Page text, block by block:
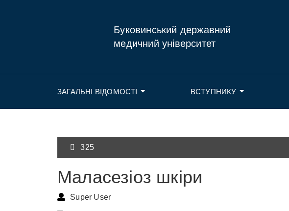
Буковинський державний
медичний університет
ЗАГАЛЬНІ ВІДОМОСТІ ВСТУПНИКУ
325
Малаcезioз шкіри
Super User